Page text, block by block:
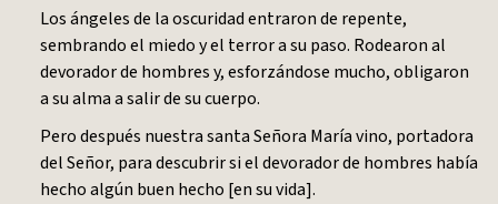
Los ángeles de la oscuridad entraron de repente,
sembrando el miedo y el terror a su paso. Rodearon al
devorador de hombres y, esforzándose mucho, obligaron
a su alma a salir de su cuerpo.
Pero después nuestra santa Señora María vino, portadora
del Señor, para descubrir si el devorador de hombres había
hecho algún buen hecho [en su vida].